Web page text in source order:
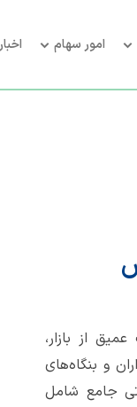
امور سهام اخبار
از بازار،
و بنگاه‌های
جامع شامل